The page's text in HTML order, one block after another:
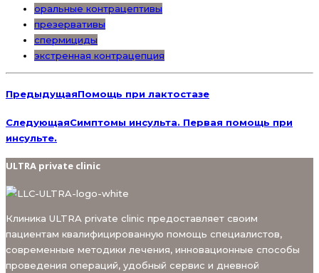
оральные контрацептивы
презервативы
спермициды
экстренная контрацепция
ПредыдущаяПомощь при лактостазе
СледующаяСимптомы инсульта. Первая помощь при
инсульте.
ULTRA private clinic
Клиника ULTRA private clinic предоставляет своим
пациентам квалифицированную помощь специалистов,
современные методики лечения, инновационные способы
проведения операций, удобный сервис и дневной